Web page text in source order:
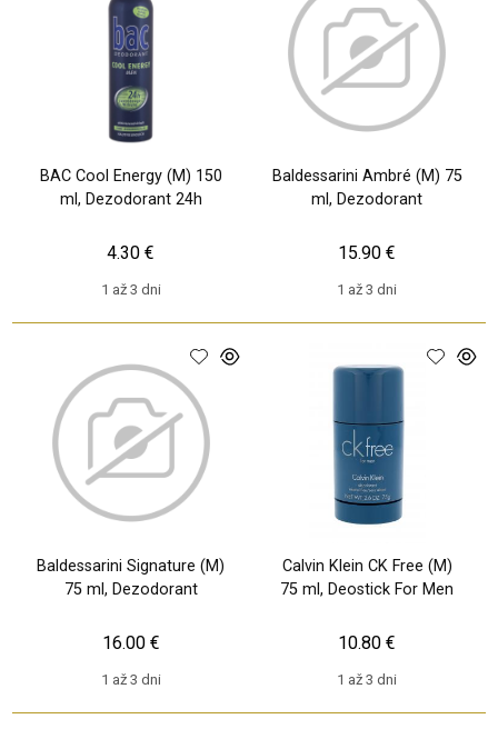
BAC Cool Energy (M) 150
ml, Dezodorant 24h
1 až 3 dni
4.30 €
Baldessarini Ambré (M) 75
ml, Dezodorant
1 až 3 dni
15.90 €
Baldessarini Signature (M)
75 ml, Dezodorant
1 až 3 dni
16.00 €
Calvin Klein CK Free (M)
75 ml, Deostick For Men
1 až 3 dni
10.80 €